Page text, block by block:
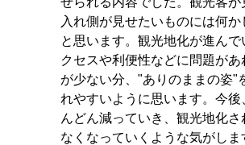
入れ側が見せたいものには何
と思います。観光地化が進ん
クセスや利便性などに問題があ
が少ない分、"ありのままの姿"
れやすいように思います。今
んどん減っていき、観光地化
なくなっていくような気がし